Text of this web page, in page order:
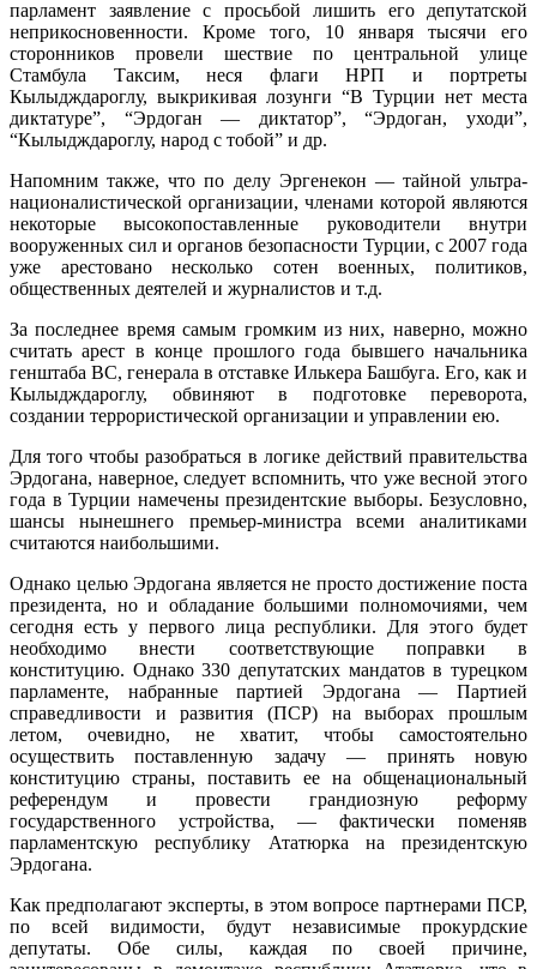
парламент заявление с просьбой лишить его депутатской
неприкосновенности. Кроме того, 10 января тысячи его
сторонников провели шествие по центральной улице
Стамбула Таксим, неся флаги НРП и портреты
Кылыдждароглу, выкрикивая лозунги “В Турции нет места
диктатуре”, “Эрдоган — диктатор”, “Эрдоган, уходи”,
“Кылыдждароглу, народ с тобой” и др.
Напомним также, что по делу Эргенекон — тайной ультра-
националистической организации, членами которой являются
некоторые высокопоставленные руководители внутри
вооруженных сил и органов безопасности Турции, с 2007 года
уже арестовано несколько сотен военных, политиков,
общественных деятелей и журналистов и т.д.
За последнее время самым громким из них, наверно, можно
считать арест в конце прошлого года бывшего начальника
генштаба ВС, генерала в отставке Илькера Башбуга. Его, как и
Кылыдждароглу, обвиняют в подготовке переворота,
создании террористической организации и управлении ею.
Для того чтобы разобраться в логике действий правительства
Эрдогана, наверное, следует вспомнить, что уже весной этого
года в Турции намечены президентские выборы. Безусловно,
шансы нынешнего премьер-министра всеми аналитиками
считаются наибольшими.
Однако целью Эрдогана является не просто достижение поста
президента, но и обладание большими полномочиями, чем
сегодня есть у первого лица республики. Для этого будет
необходимо внести соответствующие поправки в
конституцию. Однако 330 депутатских мандатов в турецком
парламенте, набранные партией Эрдогана — Партией
справедливости и развития (ПСР) на выборах прошлым
летом, очевидно, не хватит, чтобы самостоятельно
осуществить поставленную задачу — принять новую
конституцию страны, поставить ее на общенациональный
референдум и провести грандиозную реформу
государственного устройства, — фактически поменяв
парламентскую республику Ататюрка на президентскую
Эрдогана.
Как предполагают эксперты, в этом вопросе партнерами ПСР,
по всей видимости, будут независимые прокурдские
депутаты. Обе силы, каждая по своей причине,